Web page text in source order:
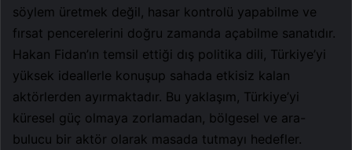
söylem üretmek değil, hasar kontrolü yapabilme ve
fırsat pencerelerini doğru zamanda açabilme sanatıdır.
Hakan Fidan’ın temsil ettiği dış politika dili, Türkiye’yi
yüksek ideallerle konuşup sahada etkisiz kalan
aktörlerden ayırmaktadır. Bu yaklaşım, Türkiye’yi
küresel güç olmaya zorlamadan, bölgesel ve ara-
bulucu bir aktör olarak masada tutmayı hedefler.